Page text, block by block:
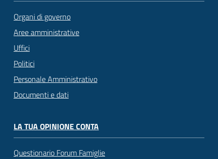
Organi di governo
Aree amministrative
Uffici
Politici
Personale Amministrativo
Documenti e dati
LA TUA OPINIONE CONTA
Questionario Forum Famiglie